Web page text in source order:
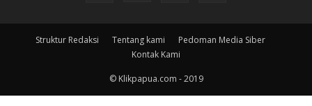
Struktur Redaksi Tentang kami
Pedoman Media Siber
Kontak Kami
© Klikpapua.com - 2019